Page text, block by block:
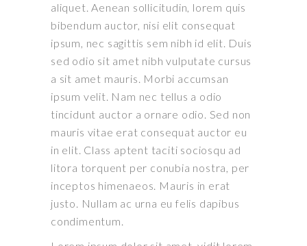
aliquet. Aenean sollicitudin, lorem quis
bibendum auctor, nisi elit consequat
ipsum, nec sagittis sem nibh id elit. Duis
sed odio sit amet nibh vulputate cursus
a sit amet mauris. Morbi accumsan
ipsum velit. Nam nec tellus a odio
tincidunt auctor a ornare odio. Sed non
mauris vitae erat consequat auctor eu
in elit. Class aptent taciti sociosqu ad
litora torquent per conubia nostra, per
inceptos himenaeos. Mauris in erat
justo. Nullam ac urna eu felis dapibus
condimentum.